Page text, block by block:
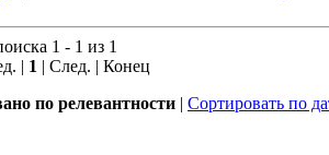
1 - 1 из 1
| 1 | След. | Конец
по релевантности | Сортировать по